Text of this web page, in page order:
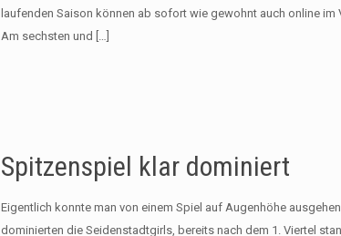
laufenden Saison können ab sofort wie gewohnt auch online im
Am sechsten und […]
Spitzenspiel klar dominiert
Eigentlich konnte man von einem Spiel auf Augenhöhe
dominierten die Seidenstadtgirls, bereits nach dem 1. Viertel